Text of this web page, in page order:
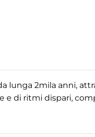
lunga 2mila anni,
e di ritmi dispari,